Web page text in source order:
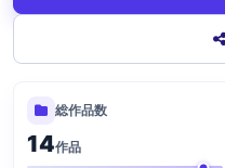
総作品数
14作品